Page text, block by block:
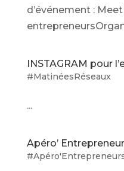
d’événement :
INSTAGRAM pour
#MatinéesRéseaux
...
Apéro’ Entrepreneur